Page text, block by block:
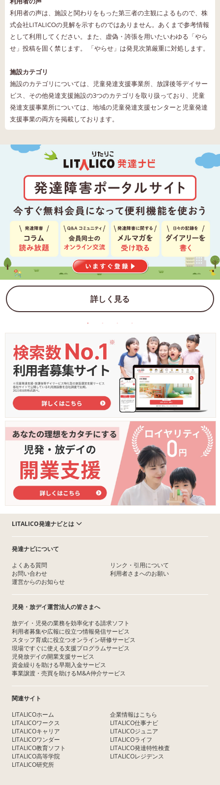
利用者の声は、施設と関わりをもった第三者の主観によるもので、株
式会社LITALICOの見解を示すものではありません。あくまで参考情報
として利用してください。また、虚偽・誇張を用いたいわゆる「やら
せ」投稿を固く禁じます。 「やらせ」は発見次第厳重に対処します。
施設カテゴリ
施設のカテゴリについては、児童発達支援事業所、放課後等デイサー
ビス、その他発達支援施設の3つのカテゴリを取り扱っており、児童
発達支援事業所については、地域の児童発達支援センターと児童発達
支援事業の両方を掲載しております。
詳しく見る
LITALICO発達ナビとは
発達ナビについて
よくある質問
お問い合わせ
運営からのお知らせ
リンク・引用について
利用者さまへのお願い
児発・放デイ運営法人の皆さまへ
放デイ・児発の業務を効率化する請求ソフト
利用者募集や広報に役立つ情報発信サービス
スタッフ育成に役立つオンライン研修サービス
現場ですぐに使える支援プログラムサービス
児発放デイの開業支援サービス
資金繰りを助ける早期入金サービス
事業譲渡・売買を助けるM&A仲介サービス
関連サイト
LITALICOホーム
LITALICOワークス
LITALICOキャリア
LITALICOワンダー
LITALICO教育ソフト
LITALICO高等学院
LITALICO研究所
企業情報はこちら
LITALICO仕事ナビ
LITALICOジュニア
LITALICOライフ
LITALICO発達特性検査
LITALICOレジデンス